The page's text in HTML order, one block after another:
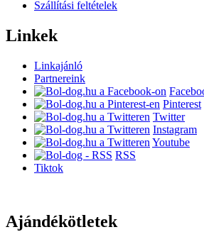
Szállítási feltételek
Linkek
Linkajánló
Partnereink
Pinterest
Twitter
Instagram
Youtube
RSS
Tiktok
Ajándékötletek